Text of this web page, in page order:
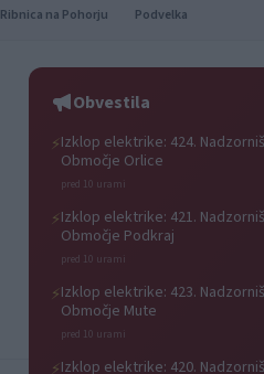
Ribnica na Pohorju Podvelka
Obvestila
⚡Izklop elektrike: 424.
Območje Orlice
pred 10 urami
⚡Izklop elektrike: 421.
Območje Podkraj
pred 10 urami
⚡Izklop elektrike: 423.
Območje Mute
pred 10 urami
⚡Izklop elektrike: 420.